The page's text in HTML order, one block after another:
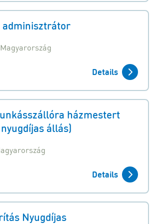
adminisztrátor
Magyarország
Details
házmestert
állás)
Details
Nyugdíjas